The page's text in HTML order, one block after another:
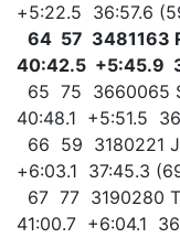
+5:22.5 36:57.6
64 57 3481163
40:42.5 +5:45.9
65 75 3660065
40:48.1 +5:51.5
66 59 3180221
+6:03.1 37:45.3
67 77 3190280
41:00.7 +6:04.1